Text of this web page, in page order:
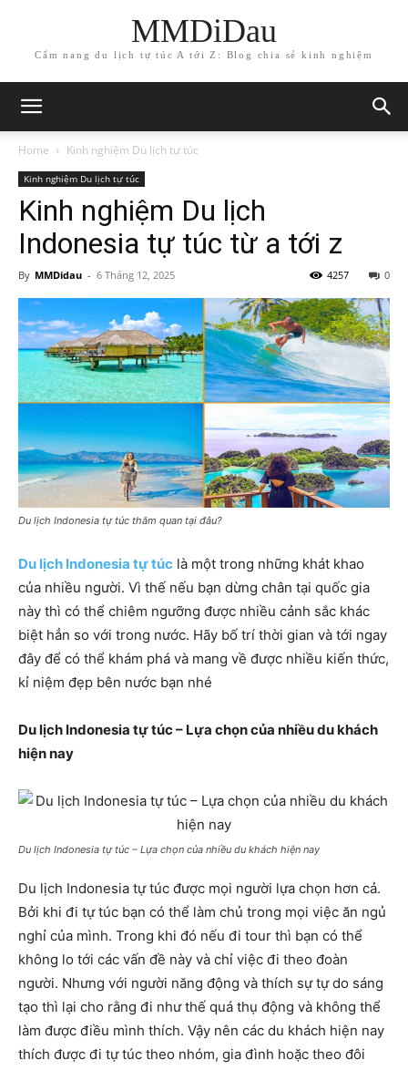
MMDiDau
Cẩm nang du lịch tự túc A tới Z: Blog chia sẻ kinh nghiệm
Home Kinh nghiệm Du lịch tự túc
Kinh nghiệm Du lịch tự túc
Kinh nghiệm Du lịch
Indonesia tự túc từ a tới z
By MMDidau - 6 Tháng 12, 2025 0
4257
Du lịch Indonesia tự túc thăm quan tại đâu?
Du lịch Indonesia tự túc là một trong những khát khao
của nhiều người. Vì thế nếu bạn dừng chân tại quốc gia
này thì có thể chiêm ngưỡng được nhiều cảnh sắc khác
biệt hẳn so với trong nước. Hãy bố trí thời gian và tới ngay
đây để có thể khám phá và mang về được nhiều kiến thức,
kỉ niệm đẹp bên nước bạn nhé
Du lịch Indonesia tự túc – Lựa chọn của nhiều du khách
hiện nay
Du lịch Indonesia tự túc – Lựa chọn của nhiều du khách hiện nay
Du lịch Indonesia tự túc được mọi người lựa chọn hơn cả.
Bởi khi đi tự túc bạn có thể làm chủ trong mọi việc ăn ngủ
nghỉ của mình. Trong khi đó nếu đi tour thì bạn có thể
không lo tới các vấn đề này và chỉ việc đi theo đoàn
người. Nhưng với người năng động và thích sự tự do sáng
tạo thì lại cho rằng đi như thế quá thụ động và không thể
làm được điều mình thích. Vậy nên các du khách hiện nay
thích được đi tự túc theo nhóm, gia đình hoặc theo đôi